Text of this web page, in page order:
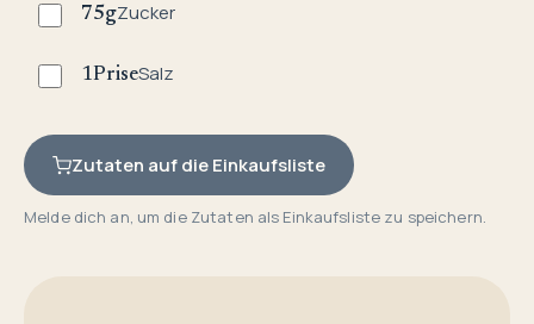
75gZucker
1PriseSalz
Zutaten auf die Einkaufsliste
Melde dich an, um die Zutaten als Einkaufsliste zu speichern.